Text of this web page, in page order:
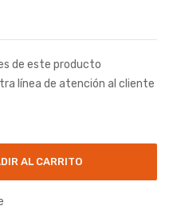
de este producto
línea de atención al cliente
AL CARRITO